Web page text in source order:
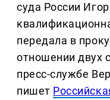
суда России
передала в
отношении двух
пресс-службе
пишет